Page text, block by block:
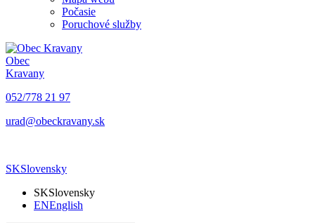
Počasie
Poruchové služby
Obec
Kravany
052/778 21 97
urad@obeckravany.sk
SKSlovensky
SKSlovensky
ENEnglish